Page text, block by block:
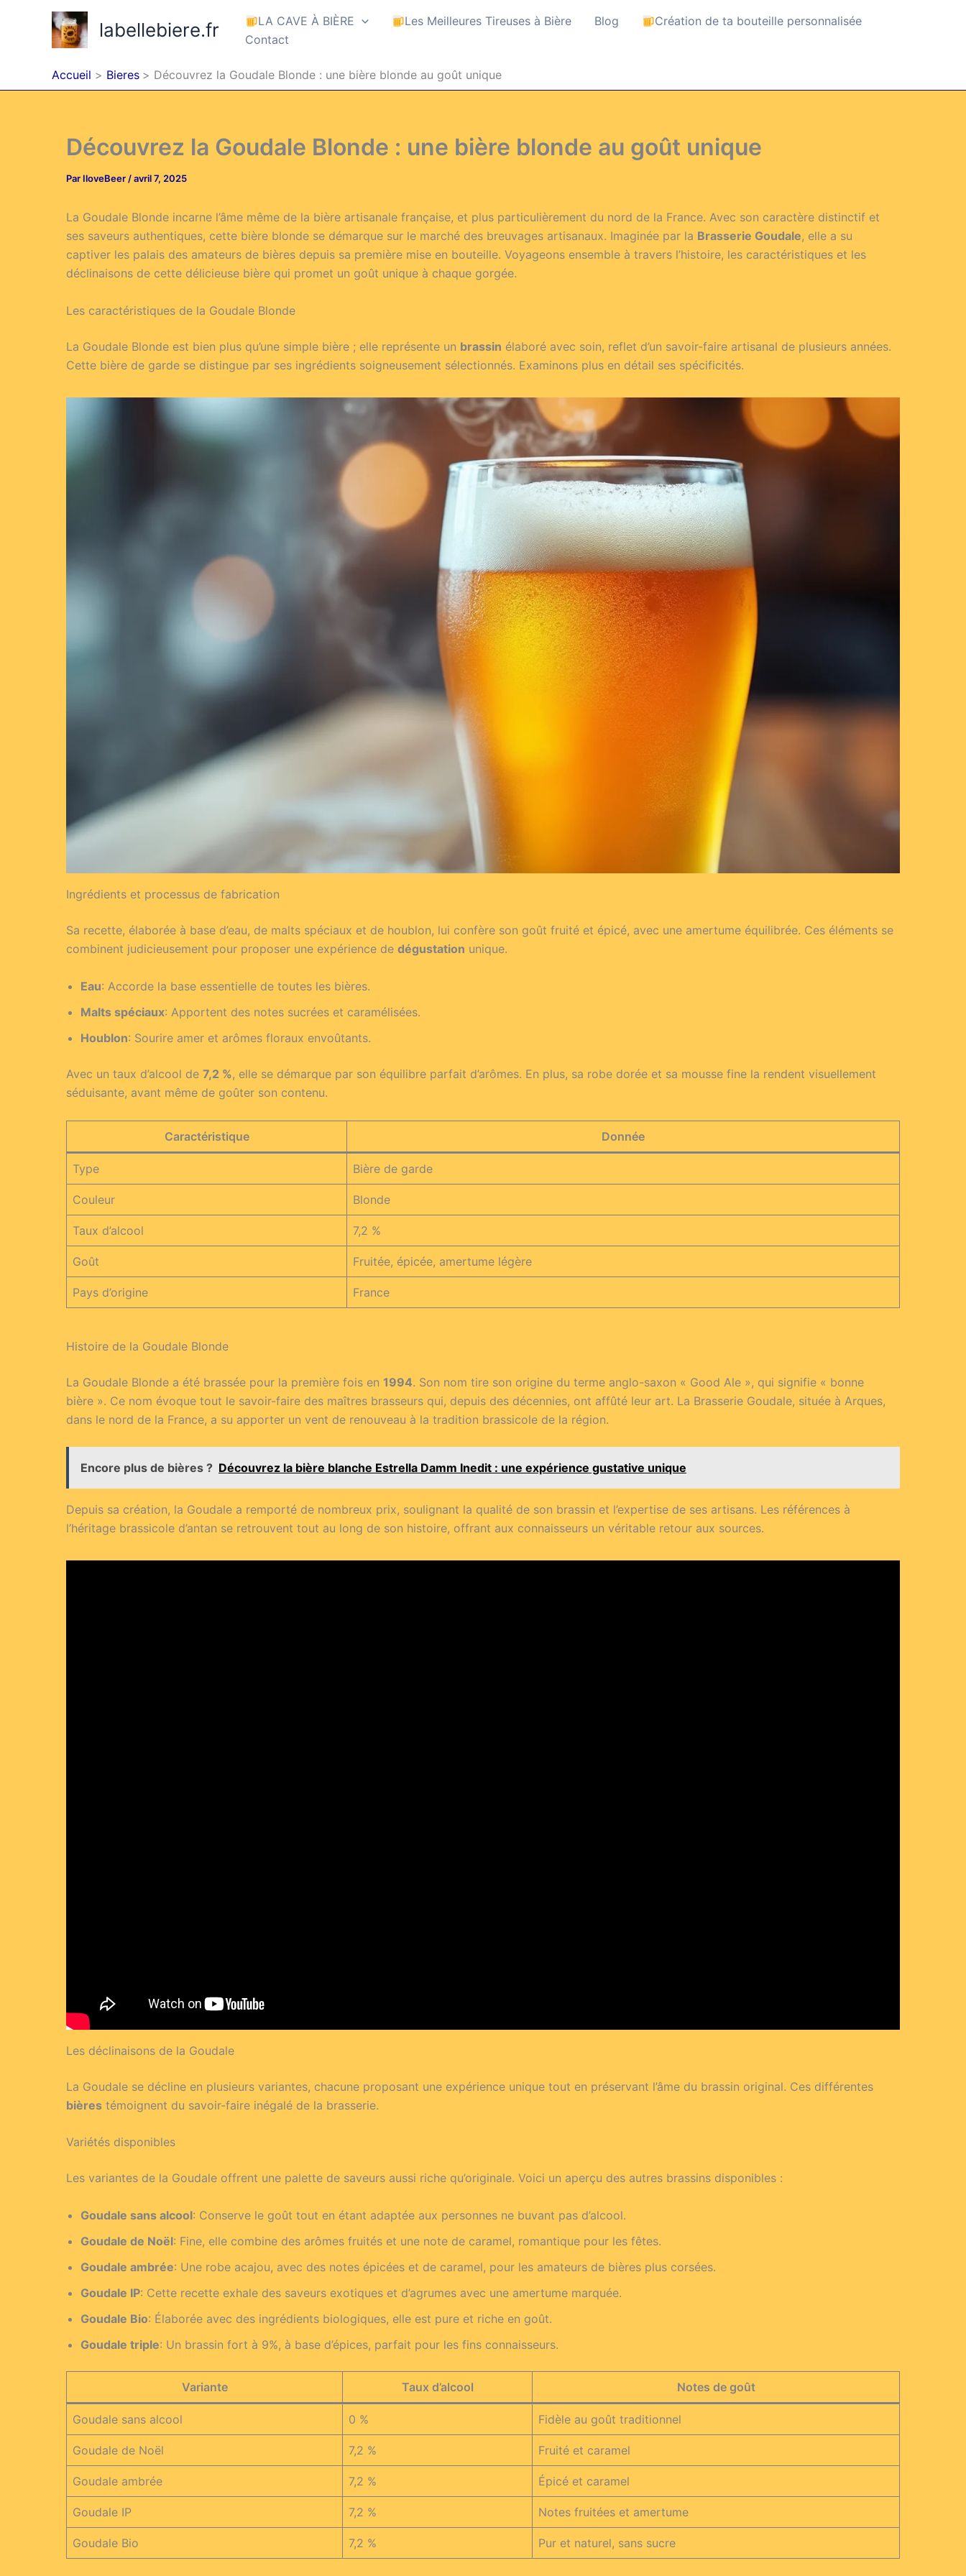
labellebiere.fr LA CAVE À BIÈRE Les Meilleures Tireuses à Bière Blog
Création de ta bouteille personnalisée
Contact
Accueil Bieres Découvrez la Goudale Blonde : une bière blonde au goût unique
Découvrez la Goudale Blonde : une bière blonde au goût unique
Par IloveBeer /avril 7, 2025
La Goudale Blonde incarne l’âme même de la bière artisanale française, et plus particulièrement du nord de la France. Avec son caractère distinctif et
ses saveurs authentiques, cette bière blonde se démarque sur le marché des breuvages artisanaux. Imaginée par la Brasserie Goudale, elle a su
captiver les palais des amateurs de bières depuis sa première mise en bouteille. Voyageons ensemble à travers l’histoire, les caractéristiques et les
déclinaisons de cette délicieuse bière qui promet un goût unique à chaque gorgée.
Les caractéristiques de la Goudale Blonde
La Goudale Blonde est bien plus qu’une simple bière ; elle représente un brassin élaboré avec soin, reflet d’un savoir-faire artisanal de plusieurs années.
Cette bière de garde se distingue par ses ingrédients soigneusement sélectionnés. Examinons plus en détail ses spécificités.
Ingrédients et processus de fabrication
Sa recette, élaborée à base d’eau, de malts spéciaux et de houblon, lui confère son goût fruité et épicé, avec une amertume équilibrée. Ces éléments se
combinent judicieusement pour proposer une expérience de dégustation unique.
Eau: Accorde la base essentielle de toutes les bières.
Malts spéciaux: Apportent des notes sucrées et caramélisées.
Houblon: Sourire amer et arômes floraux envoûtants.
Avec un taux d’alcool de 7,2 %, elle se démarque par son équilibre parfait d’arômes. En plus, sa robe dorée et sa mousse fine la rendent visuellement
séduisante, avant même de goûter son contenu.
Caractéristique Donnée
Type Bière de garde
Couleur Blonde
Taux d’alcool 7,2 %
Goût Fruitée, épicée, amertume légère
Pays d’origine France
Histoire de la Goudale Blonde
La Goudale Blonde a été brassée pour la première fois en 1994. Son nom tire son origine du terme anglo-saxon « Good Ale », qui signifie « bonne
bière ». Ce nom évoque tout le savoir-faire des maîtres brasseurs qui, depuis des décennies, ont affûté leur art. La Brasserie Goudale, située à Arques,
dans le nord de la France, a su apporter un vent de renouveau à la tradition brassicole de la région.
Encore plus de bières ? Découvrez la bière blanche Estrella Damm Inedit : une expérience gustative unique
Depuis sa création, la Goudale a remporté de nombreux prix, soulignant la qualité de son brassin et l’expertise de ses artisans. Les références à
l’héritage brassicole d’antan se retrouvent tout au long de son histoire, offrant aux connaisseurs un véritable retour aux sources.
Les déclinaisons de la Goudale
La Goudale se décline en plusieurs variantes, chacune proposant une expérience unique tout en préservant l’âme du brassin original. Ces différentes
bières témoignent du savoir-faire inégalé de la brasserie.
Variétés disponibles
Les variantes de la Goudale offrent une palette de saveurs aussi riche qu’originale. Voici un aperçu des autres brassins disponibles :
Goudale sans alcool: Conserve le goût tout en étant adaptée aux personnes ne buvant pas d’alcool.
Goudale de Noël: Fine, elle combine des arômes fruités et une note de caramel, romantique pour les fêtes.
Goudale ambrée: Une robe acajou, avec des notes épicées et de caramel, pour les amateurs de bières plus corsées.
Goudale IP: Cette recette exhale des saveurs exotiques et d’agrumes avec une amertume marquée.
Goudale Bio: Élaborée avec des ingrédients biologiques, elle est pure et riche en goût.
Goudale triple: Un brassin fort à 9%, à base d’épices, parfait pour les fins connaisseurs.
Variante Taux d’alcool Notes de goût
Goudale sans alcool 0 % Fidèle au goût traditionnel
Goudale de Noël 7,2 % Fruité et caramel
Goudale ambrée 7,2 % Épicé et caramel
Goudale IP 7,2 % Notes fruitées et amertume
Goudale Bio 7,2 % Pur et naturel, sans sucre